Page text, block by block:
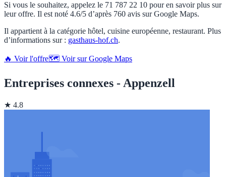
Si vous le souhaitez, appelez le 71 787 22 10 pour en savoir plus sur
leur offre. Il est noté 4.6/5 d’après 760 avis sur Google Maps.
Il appartient à la catégorie hôtel, cuisine européenne, restaurant. Plus
d’informations sur : gasthaus-hof.ch.
🔥 Voir l'offre🗺️ Voir sur Google Maps
Entreprises connexes - Appenzell
★ 4.8